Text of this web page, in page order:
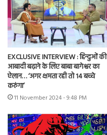
EXCLUSIVE INTERVIEW : हिन्दुओं की
आबादी बढ़ाने के लिए बाबा बागेश्वर का
ऐलान… ‘अगर क्षमता रही तो 14 बच्चे
करुंगा’
11 November 2024 - 9:48 PM